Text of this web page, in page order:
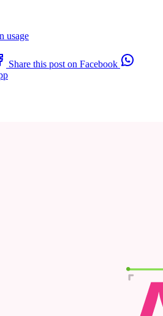
usage
Share this post on Facebook